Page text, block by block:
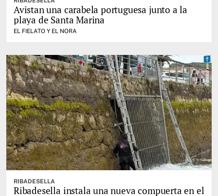
Avistan una carabela portuguesa junto a la
playa de Santa Marina
EL FIELATO Y EL NORA
RIBADESELLA
Ribadesella instala una nueva compuerta en el